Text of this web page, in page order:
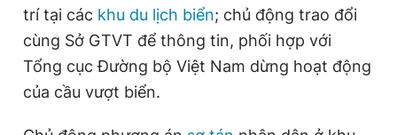
trí tại các khu du lịch biển; chủ động trao đổi
cùng Sở GTVT để thông tin, phối hợp với
Tổng cục Đường bộ Việt Nam dừng hoạt động
của cầu vượt biển.